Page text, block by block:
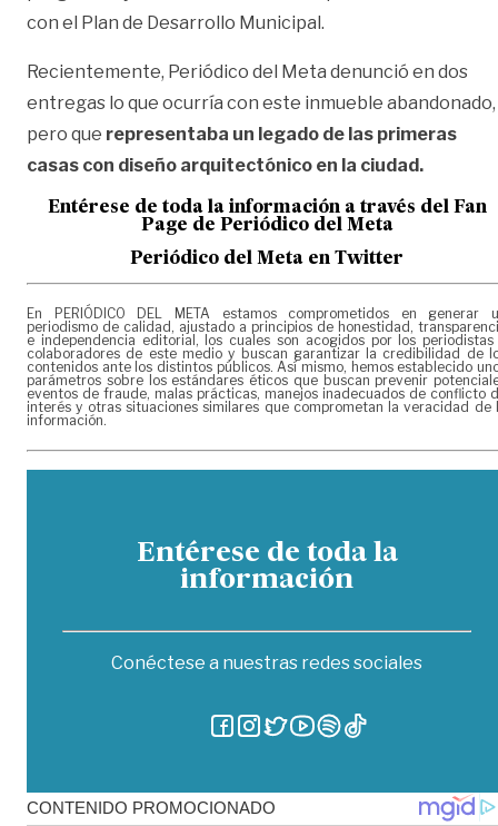
con el Plan de Desarrollo Municipal.
Recientemente, Periódico del Meta denunció en dos
entregas lo que ocurría con este inmueble abandonado,
pero que representaba un legado de las primeras
casas con diseño arquitectónico en la ciudad.
Entérese de toda la información a través del Fan
Page de Periódico del Meta
Periódico del Meta en Twitter
En PERIÓDICO DEL META estamos comprometidos en generar
periodismo de calidad, ajustado a principios de honestidad,
e independencia editorial, los cuales son acogidos por los periodistas
colaboradores de este medio y buscan garantizar la credibilidad de
contenidos ante los distintos públicos. Así mismo, hemos establecido
parámetros sobre los estándares éticos que buscan prevenir
eventos de fraude, malas prácticas, manejos inadecuados de conflicto
interés y otras situaciones similares que comprometan la veracidad de
información.
Entérese de toda la
información
Conéctese a nuestras redes sociales